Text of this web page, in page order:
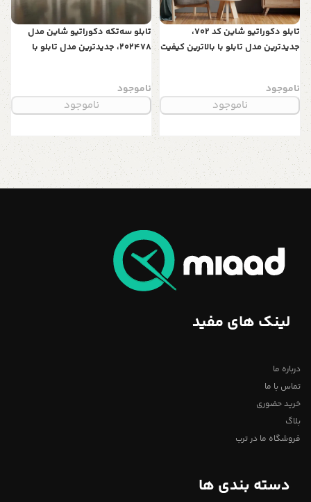
تابلو دکوراتیو شاین کد 702،
جدیدترین مدل تابلو با بالاترین کیفیت
فوق العاده و قابل شستشو طرح
انتزاعی گل سفید و رنگ طلایی
ناموجود
ناموجود
تابلو سه‌تکه دکوراتیو شاین مدل
202478، جدیدترین مدل تابلو با
طرح چهره و اشکال هندسی
ناموجود
ناموجود
لینک های مفید
درباره ما
تماس با ما
خرید حضوری
بلاگ
فروشگاه ما در ترب
دسته بندی ها